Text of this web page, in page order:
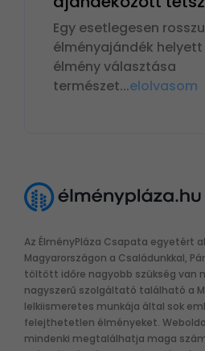
Egy esetlegesen
élményajándék
élmény választása
természet...elolvasom
Az ÉlményPláza Csapata egyetért
Magyarországon a Családunkkal,
töltött időre nagyobb szükség van
nagyszerű szolgáltató található a
lelkiismeretes munkája által sok
felejthetetlen élményeket.
mindenki megtalálhatja maga